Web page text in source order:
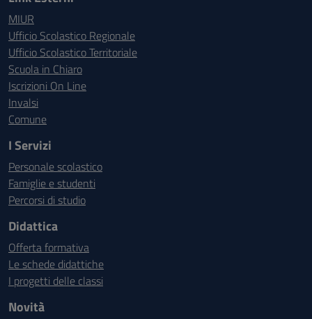
MIUR
Ufficio Scolastico Regionale
Ufficio Scolastico Territoriale
Scuola in Chiaro
Iscrizioni On Line
Invalsi
Comune
I Servizi
Personale scolastico
Famiglie e studenti
Percorsi di studio
Didattica
Offerta formativa
Le schede didattiche
I progetti delle classi
Novità